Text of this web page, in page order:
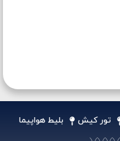
تور کیش بلیط هواپیما